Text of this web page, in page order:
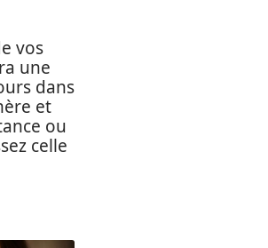
vos
une
dans
et
ou
celle